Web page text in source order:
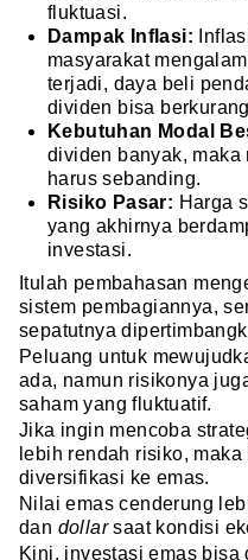
fluktuasi.
Dampak Inflasi:
masyarakat
terjadi, daya beli
dividen bisa
Kebutuhan Modal
dividen banyak,
harus sebanding.
Risiko Pasar: Harga
yang akhirnya
investasi.
Itulah pembahasan
sistem pembagiannya,
sepatutnya
Peluang untuk
ada, namun risikonya
saham yang fluktuatif.
Jika ingin mencoba
lebih rendah risiko,
diversifikasi ke emas.
Nilai emas cenderung
dan dollarsaat kondisi
Kini, investasi emas